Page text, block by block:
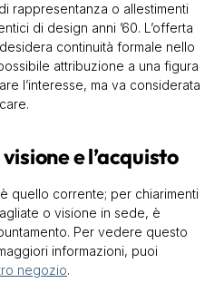
rappresentanza o allestimenti
di design anni ’60. L’offerta
continuità formale nello
attribuzione a una figura
l’interesse, ma va considerata
e l’acquisto
quello corrente; per chiarimenti
o visione in sede, è
Per vedere questo
informazioni, puoi
negozio.